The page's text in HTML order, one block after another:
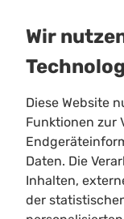
Wir
Diese Website
Funktionen zur
Daten. Die
Inhalten,
der